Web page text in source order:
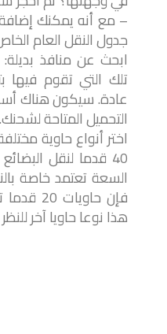
– مع أنه يمكنك
جدول النقل العام
ابحث عن منافذ
تلك التي تقوم فيها
عادة. سيكون هناك
التحميل المتاحة لشحنك.
اختر أنواع حاوية
40 قدما لنقل
فإن
هذا نوعا حاويا آخر